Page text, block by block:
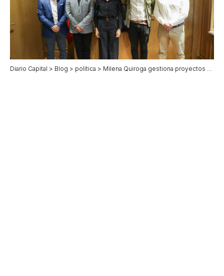
Diario Capital > Blog > política > Milena Quiroga gestiona proyectos clave para La Paz durante su visita a la CDMX